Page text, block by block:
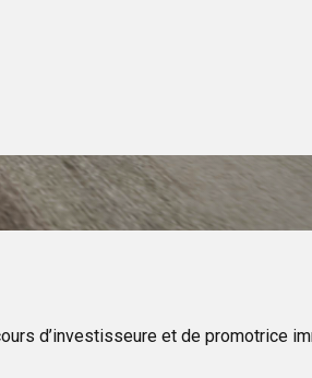
d’investisseure et de promotrice